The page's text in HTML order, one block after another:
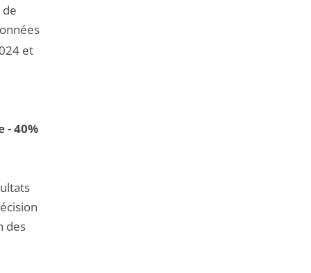
et
- 40%
des